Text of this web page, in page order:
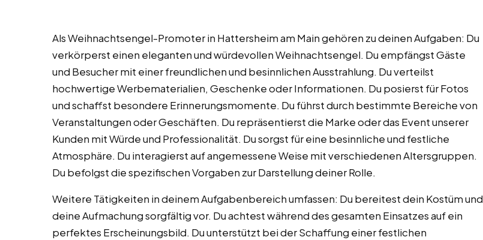
Als Weihnachtsengel-Promoter in Hattersheim am Main gehören zu deinen Aufgaben: Du
verkörperst einen eleganten und würdevollen Weihnachtsengel. Du empfängst Gäste
und Besucher mit einer freundlichen und besinnlichen Ausstrahlung. Du verteilst
hochwertige Werbematerialien, Geschenke oder Informationen. Du posierst für Fotos
und schaffst besondere Erinnerungsmomente. Du führst durch bestimmte Bereiche von
Veranstaltungen oder Geschäften. Du repräsentierst die Marke oder das Event unserer
Kunden mit Würde und Professionalität. Du sorgst für eine besinnliche und festliche
Atmosphäre. Du interagierst auf angemessene Weise mit verschiedenen Altersgruppen.
Du befolgst die spezifischen Vorgaben zur Darstellung deiner Rolle.
Weitere Tätigkeiten in deinem Aufgabenbereich umfassen: Du bereitest dein Kostüm und
deine Aufmachung sorgfältig vor. Du achtest während des gesamten Einsatzes auf ein
perfektes Erscheinungsbild. Du unterstützt bei der Schaffung einer festlichen